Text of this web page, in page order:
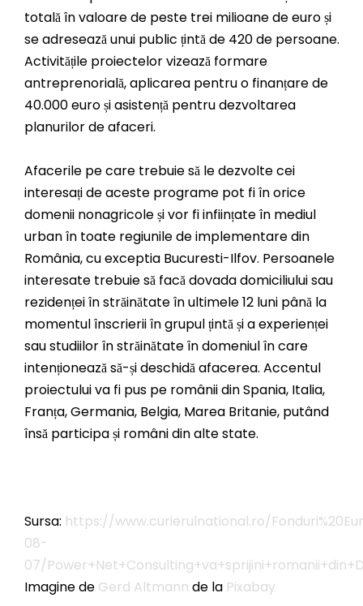
totală în valoare de peste trei milioane de euro și
se adresează unui public țintă de 420 de persoane.
Activitățile proiectelor vizează formare
antreprenorială, aplicarea pentru o finanțare de
40.000 euro și asistență pentru dezvoltarea
planurilor de afaceri.
Afacerile pe care trebuie să le dezvolte cei
interesați de aceste programe pot fi în orice
domenii nonagricole și vor fi inființate în mediul
urban în toate regiunile de implementare din
România, cu exceptia Bucuresti-Ilfov. Persoanele
interesate trebuie să facă dovada domiciliului sau
rezidenței în străinătate în ultimele 12 luni până la
momentul înscrierii în grupul țintă și a experienței
sau studiilor în străinătate în domeniul în care
intenționează să-și deschidă afacerea. Accentul
proiectului va fi pus pe românii din Spania, Italia,
Franța, Germania, Belgia, Marea Britanie, putând
însă participa și români din alte state.
Sursa: https://www.curierulnational.ro/
08-
07/
Imagine de Gerd Altmann de la Pixabay